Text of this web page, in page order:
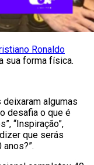
Ronaldo
sua forma física.
algumas
desafia o que é
“Inspiração”,
que serás